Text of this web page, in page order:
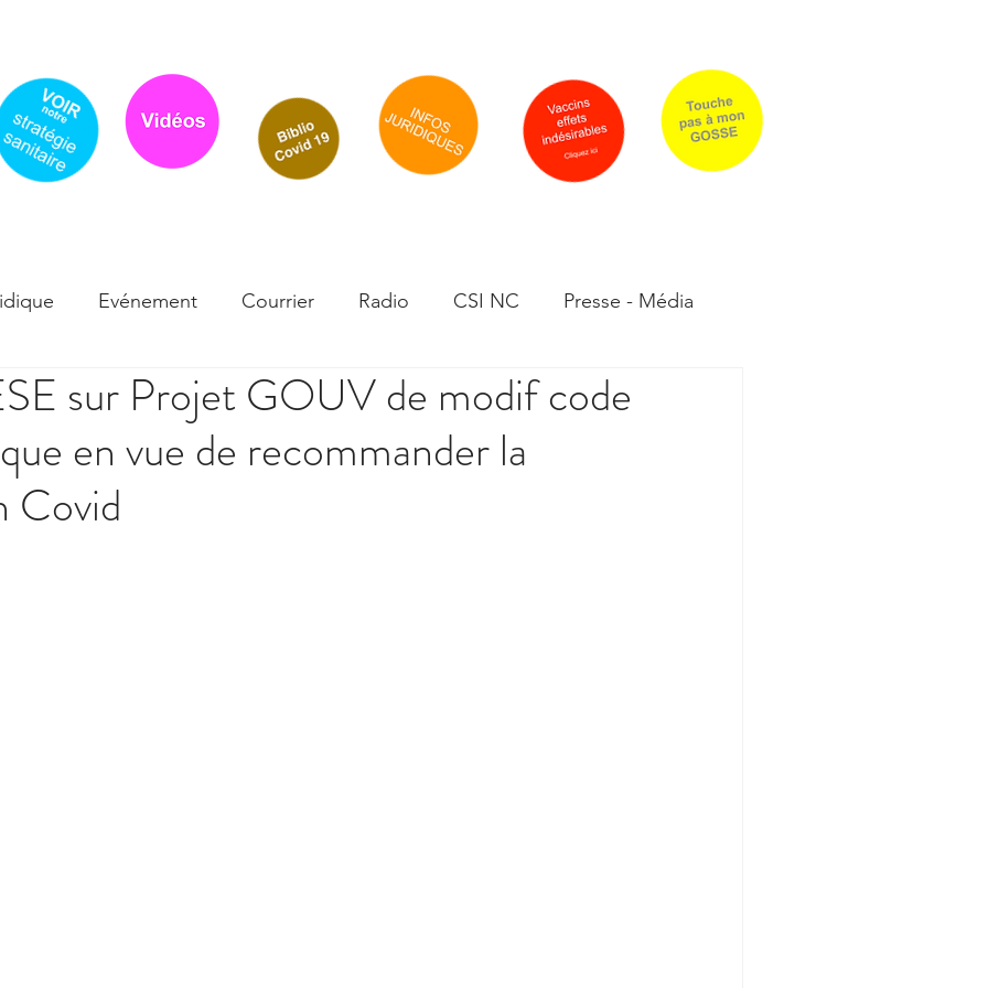
Evénement Courrier Radio CSI NC Presse - Média
Infos scientifiques Effets secondaires - Témoignages
sur Projet GOUV de modif code
en vue de recommander la
Covid